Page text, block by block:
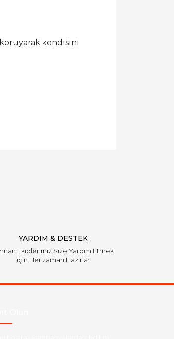
kendisini
YARDIM & DESTEK
Ekiplerimiz Size Yardım Etmek
için Her zaman Hazırlar